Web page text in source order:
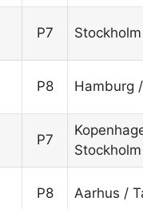
P7
P8 Hamburg
P7
Stockholm
P8 Aarhus /